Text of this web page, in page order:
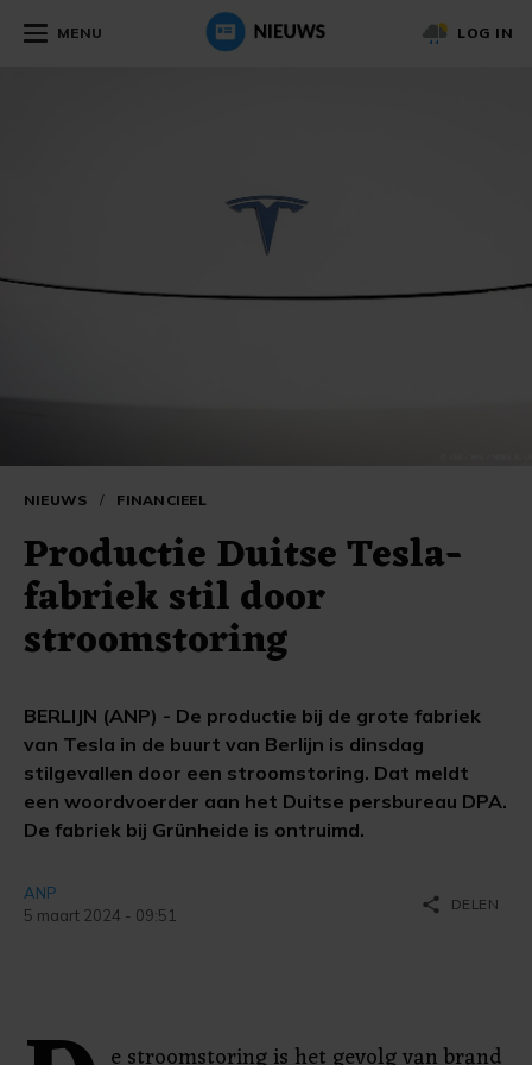
MENU LOG IN
NIEUWS / FINANCIEEL
Productie Duitse Tesla-
fabriek stil door
stroomstoring
BERLIJN (ANP) - De productie bij de grote fabriek
van Tesla in de buurt van Berlijn is dinsdag
stilgevallen door een stroomstoring. Dat meldt
een woordvoerder aan het Duitse persbureau DPA.
De fabriek bij Grünheide is ontruimd.
ANP
5 maart 2024 - 09:51
share DELEN